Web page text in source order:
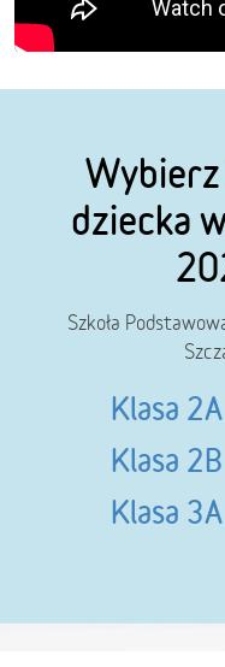
dziecka
Szkoła
Klasa 2A
Klasa 2B
Klasa 3A